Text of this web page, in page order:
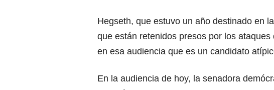
Hegseth, que estuvo un año destinado en la
que están retenidos presos por los
en esa audiencia que es un candidato
En la audiencia de hoy, la senadora